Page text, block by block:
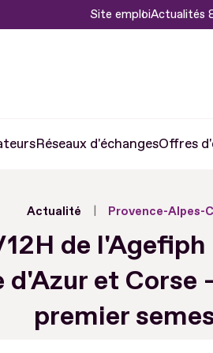
Site emploiActualités
Réseaux d'échangesOffres
Actualité Provence-Alpes-
12H de
d'Azur et Corse
premier